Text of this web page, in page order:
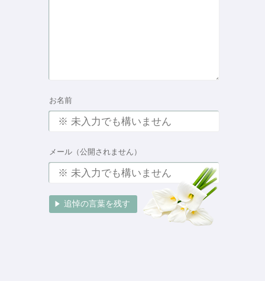
お名前
メール（公開されません）